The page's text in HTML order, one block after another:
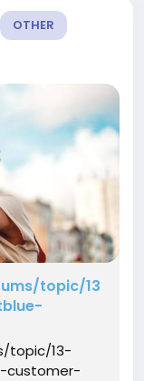
OTHER
topic/13
topic/13-
customer-